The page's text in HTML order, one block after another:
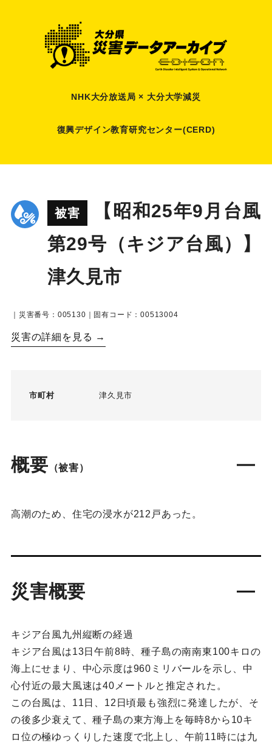
NHK大分放送局 × 大分大学減災
復興デザイン教育研究センター(CERD)
被害
【昭和25年9月台風
第29号（キジア台風）】
津久見市
｜災害番号：005130｜固有コード：00513004
災害の詳細を見る →
市町村 津久見市
概要 （被害）
高潮のため、住宅の浸水が212戸あった。
災害概要
キジア台風九州縦断の経過
キジア台風は13日午前8時、種子島の南南東100キロの
海上にせまり、中心示度は960ミリバールを示し、中
心付近の最大風速は40メートルと推定された。
この台風は、11日、12日頃最も強烈に発達したが、そ
の後多少衰えて、種子島の東方海上を毎時8から10キ
ロ位の極ゆっくりした速度で北上し、午前11時には九